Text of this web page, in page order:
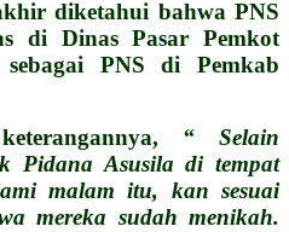
diketahui bahwa PNS
di Dinas Pasar Pemkot
PNS di Pemkab
“ Selain
Pidana Asusila di tempat
malam itu, kan sesuai
mereka sudah menikah.